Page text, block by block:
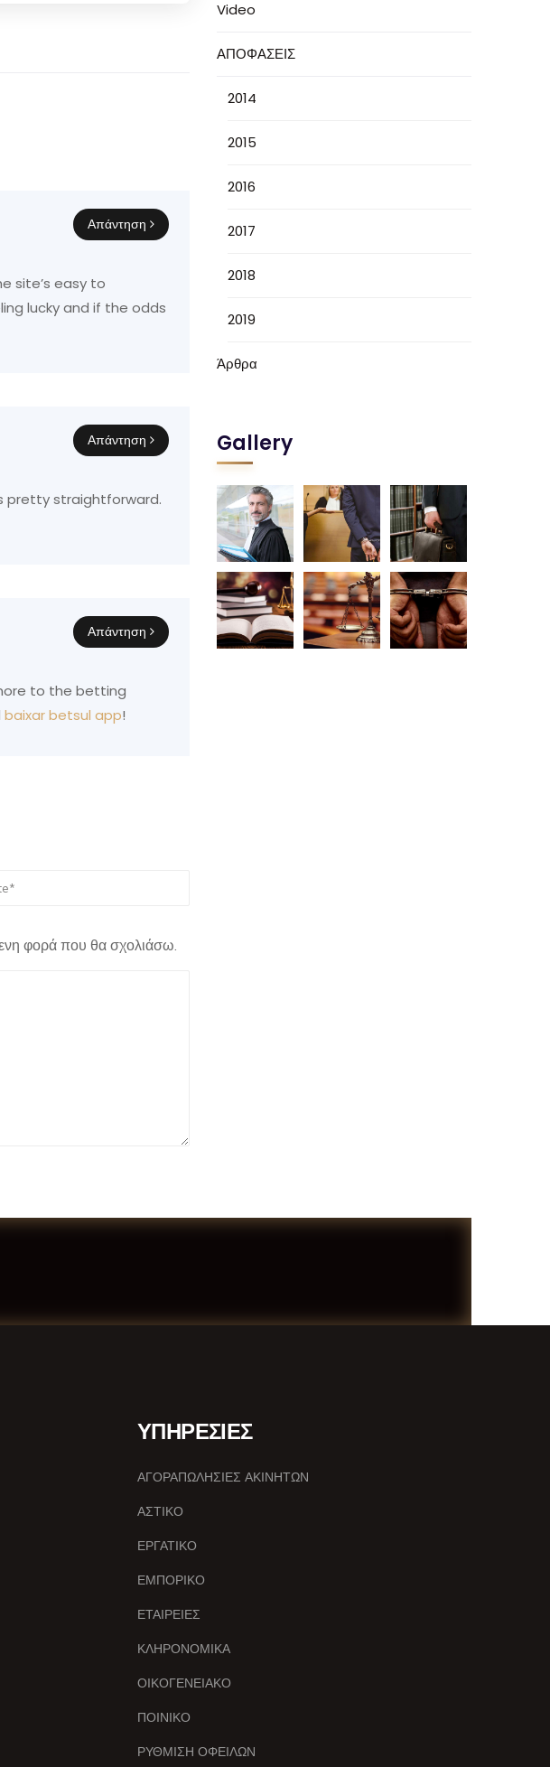
site’s easy to
lucky and if the odds
Απάντηση
pretty straightforward.
Απάντηση
to the betting
baixar betsul app!
Απάντηση
φορά που θα σχολιάσω.
Video
ΑΠΟΦΑΣΕΙΣ
2014
2015
2016
2017
2018
2019
Άρθρα
Gallery
ΥΠΗΡΕΣΙΕΣ
ΑΓΟΡΑΠΩΛΗΣΙΕΣ ΑΚΙΝΗΤΩΝ
ΑΣΤΙΚΟ
ΕΡΓΑΤΙΚΟ
ΕΜΠΟΡΙΚΟ
ΕΤΑΙΡΕΙΕΣ
ΚΛΗΡΟΝΟΜΙΚΑ
ΟΙΚΟΓΕΝΕΙΑΚΟ
ΠΟΙΝΙΚΟ
ΡΥΘΜΙΣΗ ΟΦΕΙΛΩΝ